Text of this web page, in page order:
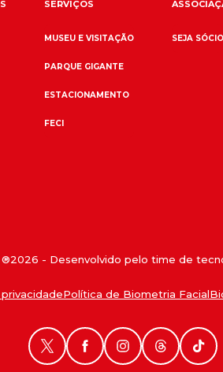
SERVIÇOS
MUSEU E VISITAÇÃO
PARQUE GIGANTE
ESTACIONAMENTO
FECI
SEJA SÓCIO
®2026 - Desenvolvido pelo time de
Política de Biometria Facial